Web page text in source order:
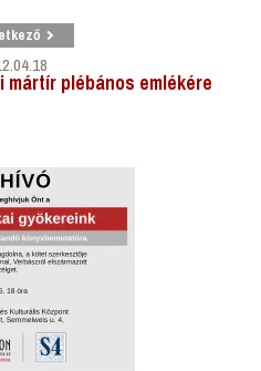
plébános emlékére